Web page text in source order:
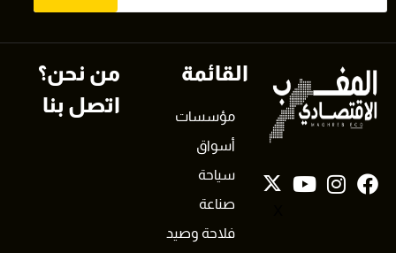
القائمة
مؤسسات
أسواق
سياحة
صناعة
فلاحة وصيد
من نحن؟
اتصل بنا